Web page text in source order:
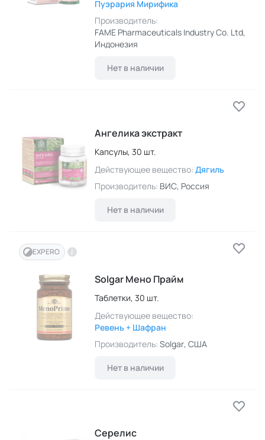
Пуэрария Мирифика
Производитель:
FAME Pharmaceuticals Industry Co. Ltd,
Индонезия
Нет в наличии
Ангелика экстракт
Капсулы, 30 шт.
Действующее вещество: Дягиль
Производитель: ВИС, Россия
Нет в наличии
EXPERO
Solgar Мено Прайм
Таблетки, 30 шт.
Действующее вещество:
Ревень + Шафран
Производитель: Solgar, США
Нет в наличии
Серелис